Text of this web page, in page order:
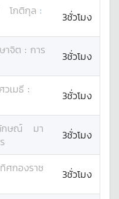
โกติกุล :
3ชั่วโมง
าจิต : การ
3ชั่วโมง
วเมธี :
3ชั่วโมง
ษณ์
มา
3ชั่วโมง
ทิศกองราช
3ชั่วโมง